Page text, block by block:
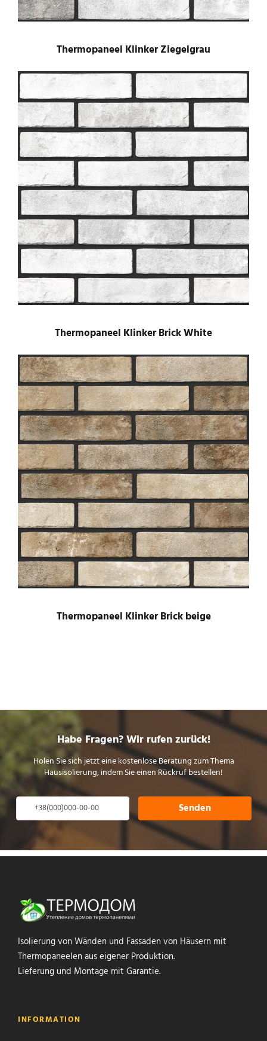
Thermopaneel Klinker Ziegelgrau
Thermopaneel Klinker Brick White
Thermopaneel Klinker Brick beige
Habe Fragen? Wir rufen zurück!
Holen Sie sich jetzt eine kostenlose Beratung zum Thema
Hausisolierung, indem Sie einen Rückruf bestellen!
Senden
Isolierung von Wänden und Fassaden von Häusern mit
Thermopaneelen aus eigener Produktion.
Lieferung und Montage mit Garantie.
INFORMATION